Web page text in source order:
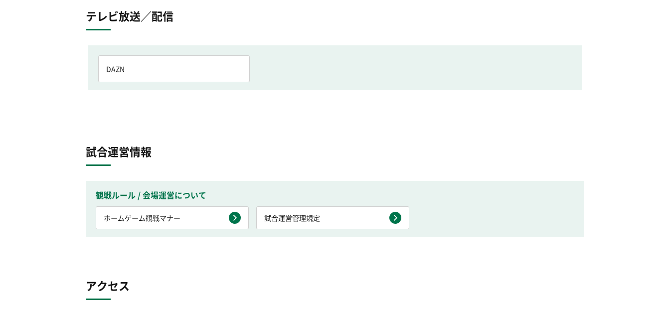
テレビ放送／配信
DAZN
試合運営情報
観戦ルール / 会場運営について
ホームゲーム観戦マナー 試合運営管理規定
アクセス